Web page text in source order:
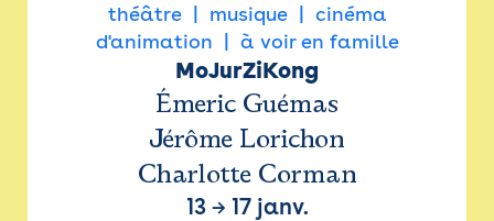
théâtre musique
cinéma
d'animation
à voir en famille
MoJurZiKong
Émeric Guémas
Jérôme Lorichon
Charlotte Corman
13→ 17 janv.